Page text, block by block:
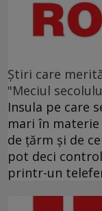
Ştiri care
"Meciul
Insula pe care
mari în materie
de ţărm şi de
pot deci
printr-un